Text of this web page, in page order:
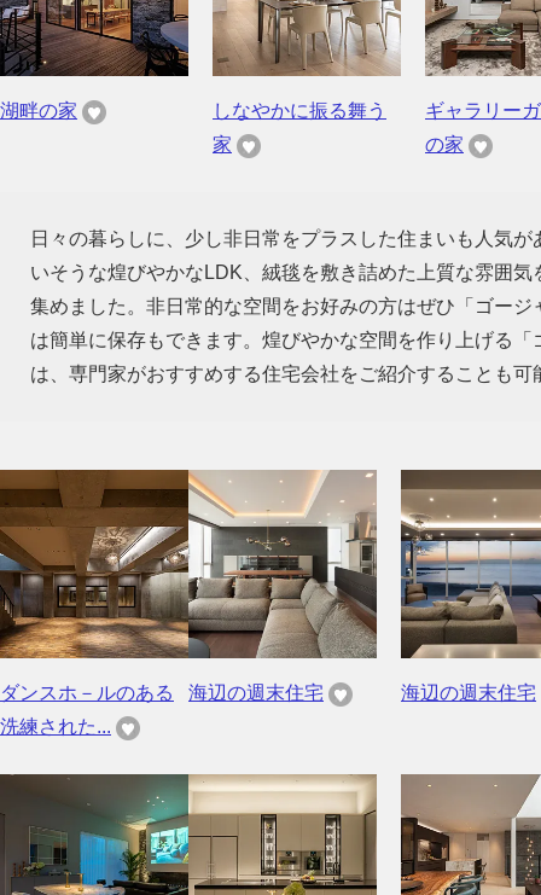
湖畔の家
しなやかに振る舞う
家
ギャラリー
の家
日々の暮らしに、少し非日常をプラスした住まいも人気
いそうな煌びやかなLDK、絨毯を敷き詰めた上質な雰囲
集めました。非日常的な空間をお好みの方はぜひ「ゴー
は簡単に保存もできます。煌びやかな空間を作り上げる
は、専門家がおすすめする住宅会社をご紹介することも可
ダンスホ－ルのある
洗練された...
海辺の週末住宅 海辺の週末住宅